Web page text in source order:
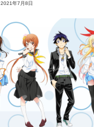
2021年7月8日